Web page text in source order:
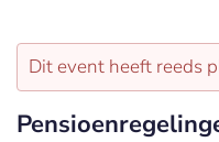
Dit event heeft reeds